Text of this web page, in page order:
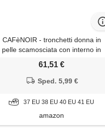
CAFèNOIR - tronchetti donna in
pelle scamosciata con interno in
calda pelliccia, stivaletti invernali
con suola platform 4 cm, stile boots
imbottiti, casual chic
61,51 €
Sped. 5,99 €
37 EU 38 EU 40 EU 41 EU
amazon